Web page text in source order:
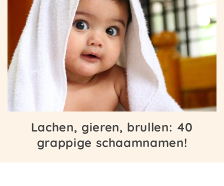
Lachen, gieren, brullen: 40
grappige schaamnamen!